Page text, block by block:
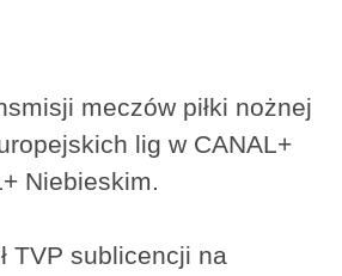
meczów piłki nożnej
lig w CANAL+
Niebieskim.
TVP sublicencji na